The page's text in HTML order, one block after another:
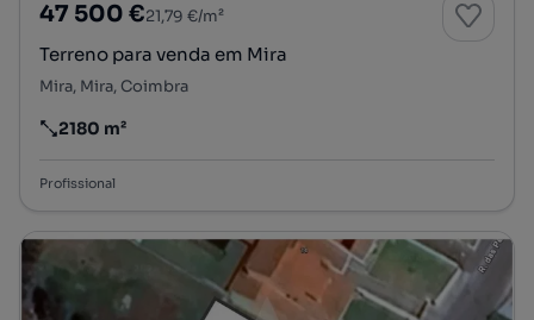
47 500 €21,79 €/m²
Terreno para venda em Mira
Mira, Mira, Coimbra
Preço por metro quadrado
2180 m²
Profissional